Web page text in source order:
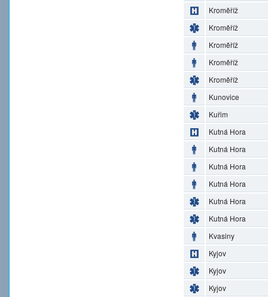
Kroměříž
Kroměříž
Kroměříž
Kroměříž
Kroměříž
Kunovice
Kuřim
Kutná Hora
Kutná Hora
Kutná Hora
Kutná Hora
Kutná Hora
Kutná Hora
Kvasiny
Kyjov
Kyjov
Kyjov